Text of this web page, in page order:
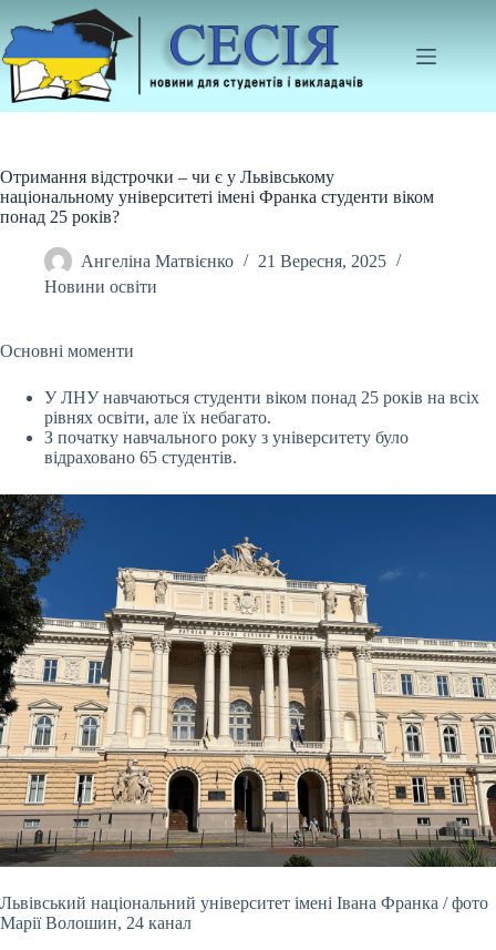
до
вмісту
Отримання відстрочки – чи є у Львівському
національному університеті імені Франка студенти віком
понад 25 років?
Ангеліна Матвієнко
21 Вересня, 2025
Новини освіти
Основні моменти
У ЛНУ навчаються студенти віком понад 25 років на всіх
рівнях освіти, але їх небагато.
З початку навчального року з університету було
відраховано 65 студентів.
Львівський національний університет імені Івана Франка / фото
Марії Волошин, 24 канал